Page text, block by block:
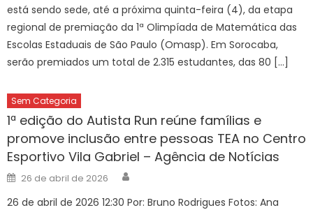
está sendo sede, até a próxima quinta-feira (4), da etapa
regional de premiação da 1ª Olimpíada de Matemática das
Escolas Estaduais de São Paulo (Omasp). Em Sorocaba,
serão premiados um total de 2.315 estudantes, das 80 […]
Sem Categoria
1ª edição do Autista Run reúne famílias e
promove inclusão entre pessoas TEA no Centro
Esportivo Vila Gabriel – Agência de Notícias
Posted
on
26 de abril de 2026
26 de abril de 2026 12:30 Por: Bruno Rodrigues Fotos: Ana